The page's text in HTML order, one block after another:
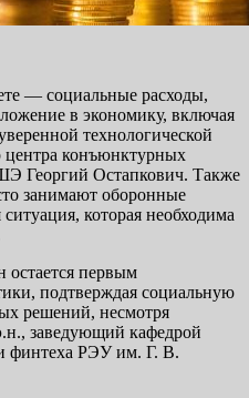
— социальные расходы,
в экономику, включая
технологической
центра конъюнктурных
Георгий Остапкович. Также
занимают оборонные
которая необходима
остается первым
подтверждая социальную
решений, несмотря
заведующий кафедрой
финтеха РЭУ им. Г. В.